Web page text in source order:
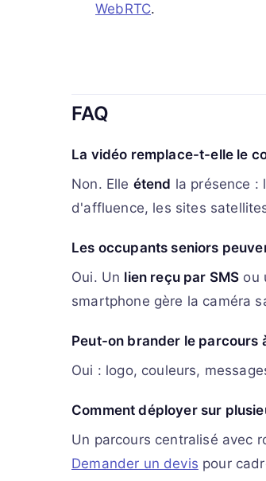
WebRTC.
FAQ
La vidéo remplace-t-elle le
Non. Elle étend la présence :
d'affluence, les sites
Les occupants seniors
Oui. Un lien reçu par SMS ou
smartphone gère la caméra
Peut-on brander le parcours
Oui : logo, couleurs,
Comment déployer sur
Un parcours centralisé avec
Demander un devis pour